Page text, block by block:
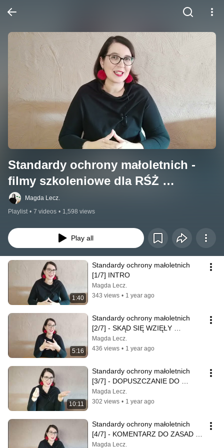
Standardy ochrony małoletnich -
filmy szkoleniowe dla RŚŻ
Archidiecezji Warszawskiej
Magda Lecz.
Playlist • 7 videos • 1,598 views
Play all
1:40
Standardy ochrony małoletnich
[1/7] INTRO
Magda Lecz.
343 views • 1 year ago
5:16
Standardy ochrony małoletnich
[2/7] - SKĄD SIĘ WZIĘŁY
STANDARDY OCHRONY
MAŁOLETNICH?
Magda Lecz.
436 views • 1 year ago
10:11
Standardy ochrony małoletnich
[3/7] - DOPUSZCZANIE DO
KONTAKTU Z MAŁOLETNIMI
Magda Lecz.
302 views • 1 year ago
Standardy ochrony małoletnich
[4/7] - KOMENTARZ DO ZASAD
BEZPIECZNEGO KONTAKTU Z
Magda Lecz.